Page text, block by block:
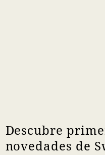
Descubre
novedades de